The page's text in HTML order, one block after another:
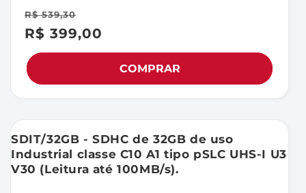
Preço
promocional
R$ 399,00
Preço
normal
R$ 539,30
COMPRAR
SDIT/32GB - SDHC de 32GB de uso
Industrial classe C10 A1 tipo pSLC UHS-I U3
V30 (Leitura até 100MB/s).